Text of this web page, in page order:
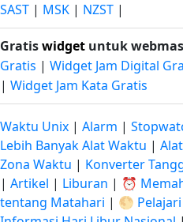
SAST | MSK | NZST |
Gratiswidget untuk
Gratis | Widget Jam Digital
| Widget Jam Kata Gratis
Waktu Unix | Alarm |
Lebih Banyak Alat Waktu |
Zona Waktu | Konverter
| Artikel | Liburan | ⏰
tentang Matahari | 🌕